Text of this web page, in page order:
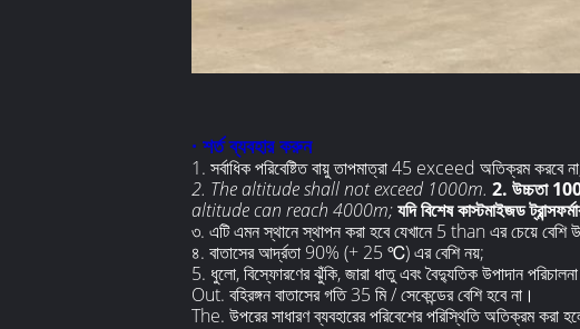
· শর্ত ব্যবহার করুন
1. সর্বাধিক পরিবেষ্টিত বায়ু তাপমাত্রা 45 exceed অতিক্রম
2. The altitude shall not exceed 1000m. 2. উচ্চতা
altitude can reach 4000m;যদি বিশেষ কাস্টমাইজড
৩. এটি এমন স্থানে স্থাপন করা হবে যেখানে 5 than এর চেয়ে
৪. বাতাসের আর্দ্রতা 90% (+ 25 ℃) এর বেশি নয়;
5. ধুলো, বিস্ফোরণের ঝুঁকি, জারা ধাতু এবং বৈদ্যুতিক উপাদান
Out. বহিরঙ্গন বাতাসের গতি 35 মি / সেকেন্ডের বেশি হবে না।
The. উপরের সাধারণ ব্যবহারের পরিবেশের পরিস্থিতি অতিক্রম করা